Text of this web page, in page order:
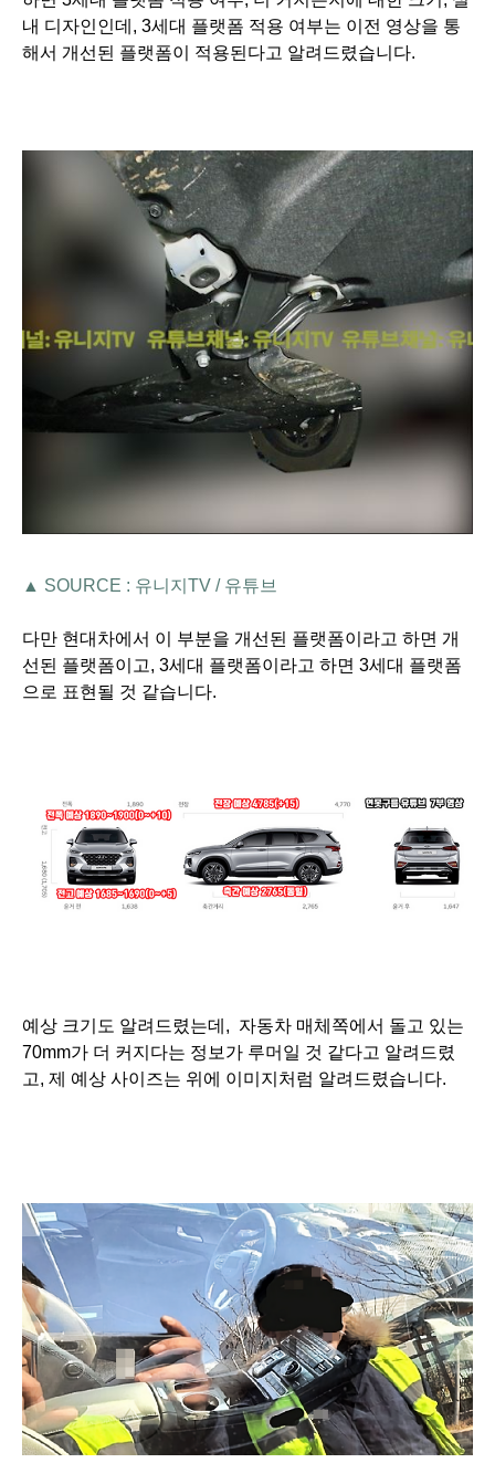
내 디자인인데, 3세대 플랫폼 적용 여부는 이전 영상을 통
해서 개선된 플랫폼이 적용된다고 알려드렸습니다.
▲ SOURCE : 유니지TV / 유튜브
다만 현대차에서 이 부분을 개선된 플랫폼이라고 하면 개
선된 플랫폼이고, 3세대 플랫폼이라고 하면 3세대 플랫폼
으로 표현될 것 같습니다.
예상 크기도 알려드렸는데, 자동차 매체쪽에서 돌고 있는
70mm가 더 커지다는 정보가 루머일 것 같다고 알려드렸
고, 제 예상 사이즈는 위에 이미지처럼 알려드렸습니다.